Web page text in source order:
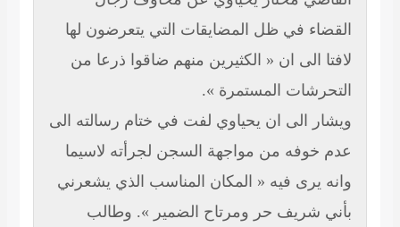
في ظل المضايقات التي يتعرضون لها
ان « الكثيرين منهم ضاقوا ذرعا من
المستمرة ».
ان يحياوي لفت في ختام رسالته الى
من مواجهة السجن لجرأته لاسيما
فيه « المكان المناسب الذي يشعرني
حر ومرتاح الضمير ». وطالب